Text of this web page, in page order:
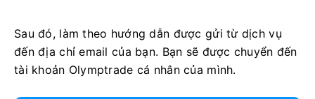
Sau đó, làm theo hướng dẫn được gửi từ dịch vụ
đến địa chỉ email của bạn. Bạn sẽ được chuyển đến
tài khoản Olymptrade cá nhân của mình.